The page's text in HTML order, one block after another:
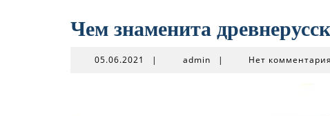
Чем знаменита
05.06.2021 05.06.2021
| adminadmin
| Нет комментария